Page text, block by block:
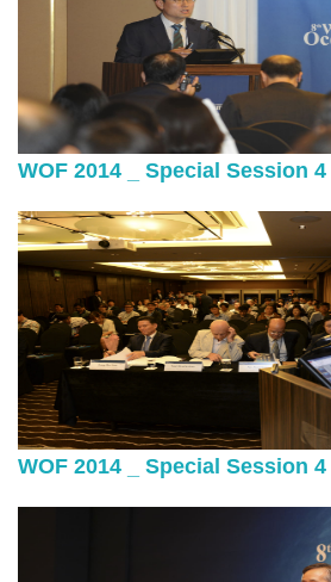
WOF 2014 _ Special Session 4
WOF 2014 _ Special Session 4